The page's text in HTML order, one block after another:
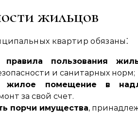
жильцов
квартир обязаны⁚
правила пользования
и санитарных норм;
жилое помещение в
за свой счет.
порчи имущества,